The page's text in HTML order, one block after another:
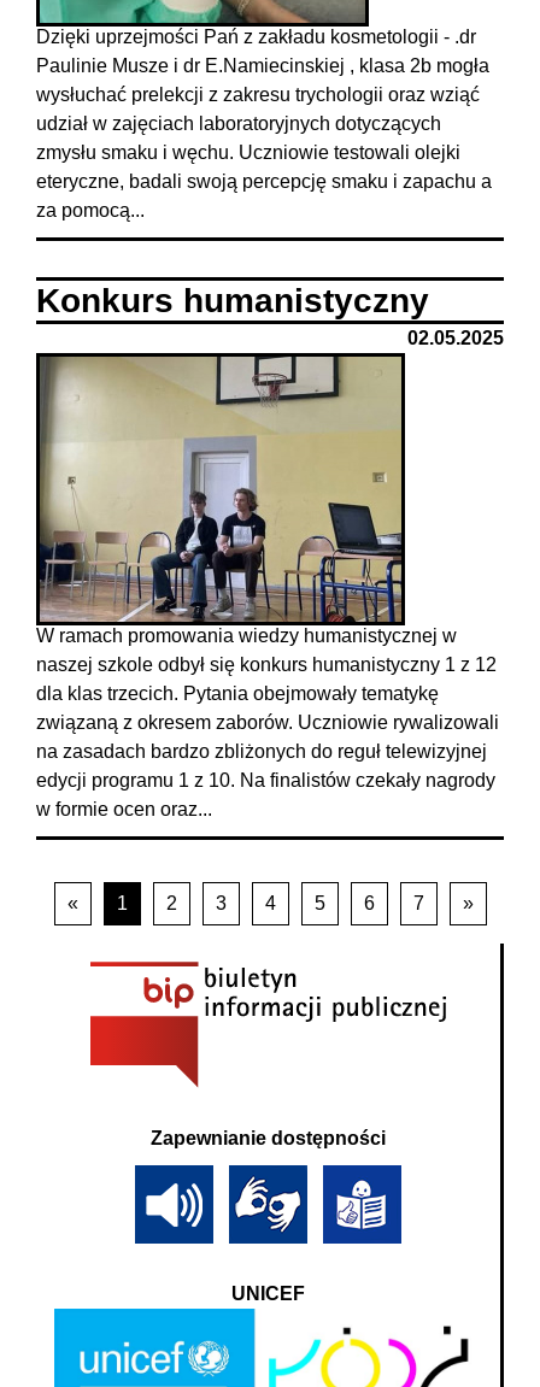
Zapewnianie dostępności
UNICEF
Dzięki uprzejmości Pań z zakładu kosmetologii - .dr
Paulinie Musze i dr E.Namiecinskiej , klasa 2b mogła
wysłuchać prelekcji z zakresu trychologii oraz wziąć
udział w zajęciach laboratoryjnych dotyczących
zmysłu smaku i węchu. Uczniowie testowali olejki
eteryczne, badali swoją percepcję smaku i zapachu a
za pomocą...
Konkurs humanistyczny
02.05.2025
W ramach promowania wiedzy humanistycznej w
naszej szkole odbył się konkurs humanistyczny 1 z 12
dla klas trzecich. Pytania obejmowały tematykę
związaną z okresem zaborów. Uczniowie rywalizowali
na zasadach bardzo zbliżonych do reguł telewizyjnej
edycji programu 1 z 10. Na finalistów czekały nagrody
w formie ocen oraz...
« 1 2 3 4 5 6 7 »